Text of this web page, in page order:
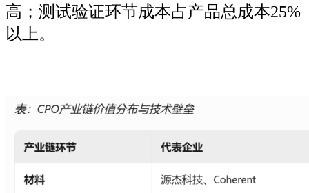
高；测试验证环节成本占产品总成本25%
以上。